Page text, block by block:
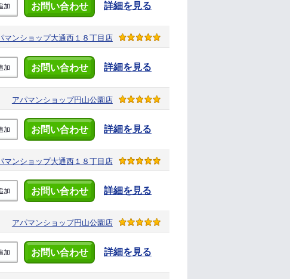
加 お問い合わせ 詳細を見る
マンショップ大通西１８丁目店
加 お問い合わせ 詳細を見る
アパマンショップ円山公園店
加 お問い合わせ 詳細を見る
マンショップ大通西１８丁目店
加 お問い合わせ 詳細を見る
アパマンショップ円山公園店
加 お問い合わせ 詳細を見る